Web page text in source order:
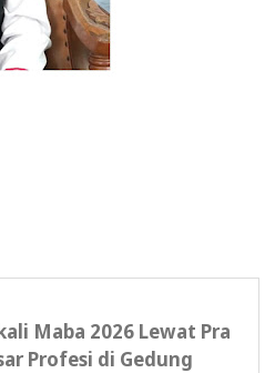
Maba 2026 Lewat Pra
Profesi di Gedung